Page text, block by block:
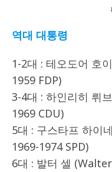
역대 대통령
1-2대 : 테오도어 호
1959 FDP)
3-4대 : 하인리히 뤼
1969 CDU)
5대 : 구스타프 하이
1969-1974 SPD)
6대 : 발터 셀